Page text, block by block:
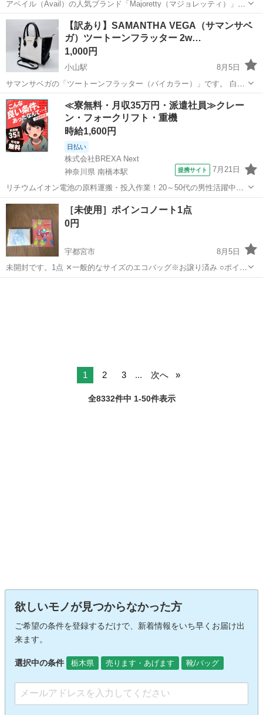
アベイル（Avail）の人気ブランド「Majoretty（マジョレッティ）」の
厚底エナメルローファー（パンプス）です。 量産型や地雷系のコーデ
ィネートに大活躍するデザインです。 [ 2〜3回 ]ほど着用しましたが、
最近は出...
栃木 小山市 小山駅
【訳あり】SAMANTHA VEGA（サマンサベ
ガ）ツートーンフラッター 2w…
1,000円
小山駅
8月5日
サマンサベガの「ツートーンフラッター（バイカラー）」です。 白と
黒のモノトーンに、フリルが可愛いデザインのハンドバッグです。シ
ョルダーストラップ付きで、2wayでご使用いただけます。 気に入って
使用していたため、経年劣化によ...
栃木 小山市 小山駅 バッグ サマンサベガ
≪寮無料・月収35万円・派遣社員≫クレー
ン・フォークリフト・重機
時給1,600円
日払い
株式会社BREXA Next
神奈川県 南橋本駅
提携サイト 7月21日
リチウムイオン電池の原料運搬・投入作業！20～50代の男性活躍中★
ワンルーム寮完備！赴任旅費会社負担！年間休日130日★フォークリフ
ト免許お持ちの方、活躍中！就業先食堂利用可★《神奈川県相模原
市》 人気の工場のお仕事 ◇電...
神奈川 相模原市 南橋本駅
［未使用］ポインコノート1点
0円
宇都宮市
8月5日
未開封です。1点 ✕一般的なサイズのエコバッグ※お譲り済み ○ポイン
コノート 人気流行り定番見落とし込み安価 限定希少キャラクター
1 2 3 ... 次へ
全8332件中 1-50件表示
欲しいモノが見つからなかった方
ご希望の条件を登録するだけで、新着情報をいち早くお届け出
来ます。
選択中の条件 栃木県 売ります・あげます 靴/バッグ